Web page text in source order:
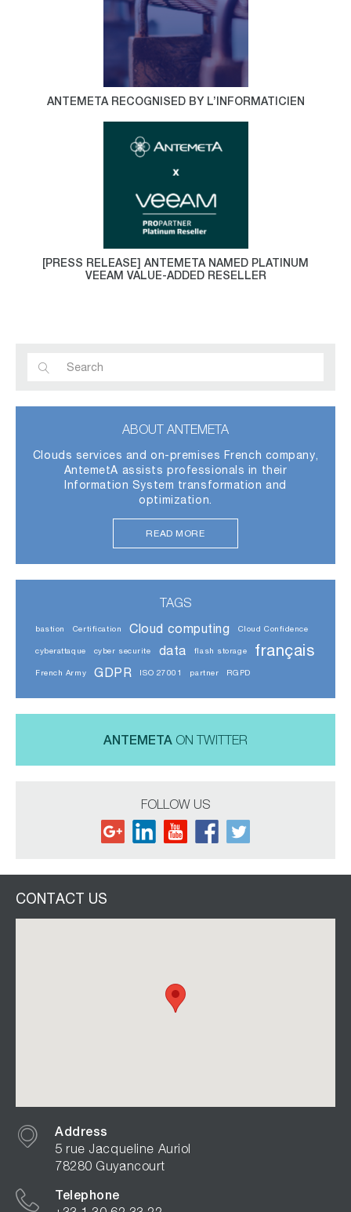
ANTEMETA RECOGNISED BY L’INFORMATICIEN
[PRESS RELEASE] ANTEMETA NAMED PLATINUM
VEEAM VALUE-ADDED RESELLER
ABOUT ANTEMETA
Clouds services and on-premises French company,
AntemetA assists professionals in their
Information System transformation and
optimization.
READ MORE
TAGS
bastion Certification Cloud computing Cloud Confidence
cyberattaque cyber securite data flash storage français
French Army GDPR ISO 27001 partner RGPD
ANTEMETA ON TWITTER
FOLLOW US
CONTACT US
Address
5 rue Jacqueline Auriol
78280 Guyancourt
Telephone